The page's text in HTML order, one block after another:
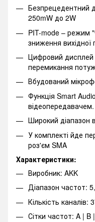
Безпрецедентний
250mW до 2W
PIT-mode – режим
зниження
Цифровий дисплей
перемикання
Вбудований
Функція Smart
відеопередавачем.
Широкий діапазон
У комплекті йде
роз'єм SMA
Характеристики:
Виробник: AKK
Діапазон частот:
Кількість каналів:
Сітки частот: A | B